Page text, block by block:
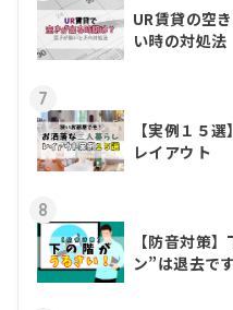
UR賃貸の空
い時の対処法
7
【実例１５
レイアウト
8
【防音対策
ン”は退去です